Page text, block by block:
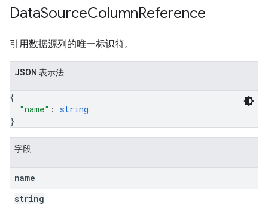
DataSourceColumnReference
引用数据源列的唯一标识符。
JSON 表示法
{
"name" : string
}
字段
name
string